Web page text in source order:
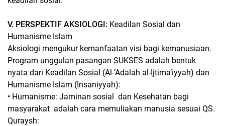
V. PERSPEKTIF AKSIOLOGI: Keadilan Sosial dan
Humanisme Islam
Aksiologi mengukur kemanfaatan visi bagi kemanusiaan.
Program unggulan pasangan SUKSES adalah bentuk
nyata dari Keadilan Sosial (Al-’Adalah al-Ijtima’iyyah) dan
Humanisme Islam (Insaniyyah):
• Humanisme: Jaminan sosial dan Kesehatan bagi
masyarakat adalah cara memuliakan manusia sesuai QS.
Quraysh: